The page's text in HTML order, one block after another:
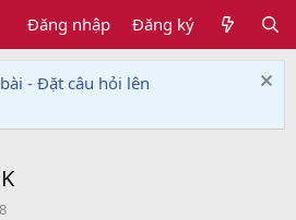
Đăng nhập Đăng ký
- Đặt câu hỏi lên